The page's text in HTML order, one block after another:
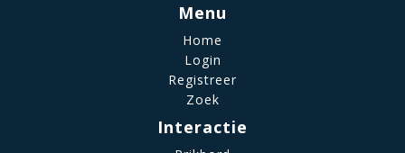
Menu
Home
Login
Registreer
Zoek
Interactie